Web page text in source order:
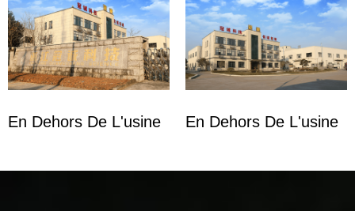
En Dehors De L'usine En Dehors De L'usine